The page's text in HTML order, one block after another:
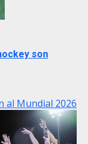
son
al Mundial 2026